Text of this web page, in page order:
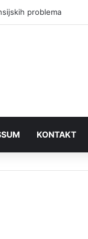
problema
KONTAKT